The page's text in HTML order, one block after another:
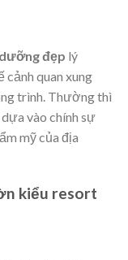
đẹp lý
quan xung
trình. Thường thì
vào chính sự
mỹ của địa
kiểu resort